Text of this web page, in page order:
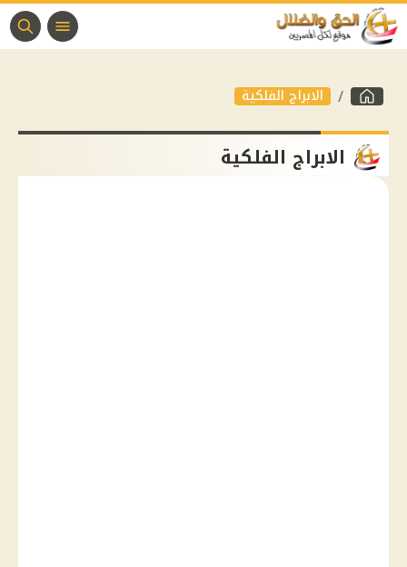
الابراج الفلكية
الابراج الفلكية